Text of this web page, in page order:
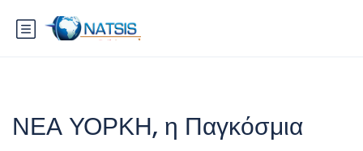
ΝΕΑ ΥΟΡΚΗ, η Παγκόσμια